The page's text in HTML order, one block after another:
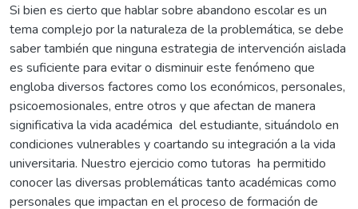
Si bien es cierto que hablar sobre abandono escolar es un
tema complejo por la naturaleza de la problemática, se debe
saber también que ninguna estrategia de intervención aislada
es suficiente para evitar o disminuir este fenómeno que
engloba diversos factores como los económicos, personales,
psicoemosionales, entre otros y que afectan de manera
significativa la vida académica del estudiante, situándolo en
condiciones vulnerables y coartando su integración a la vida
universitaria. Nuestro ejercicio como tutoras ha permitido
conocer las diversas problemáticas tanto académicas como
personales que impactan en el proceso de formación de